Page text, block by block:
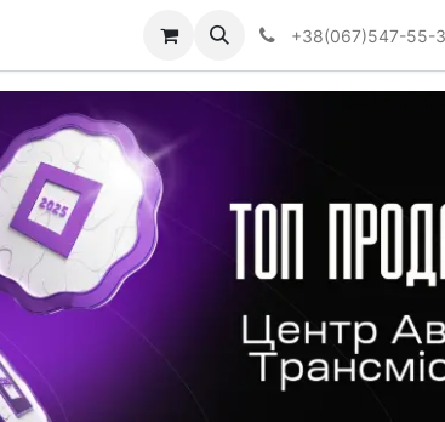
+38(067)547-55-